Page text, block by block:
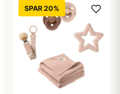
SPAR 20%